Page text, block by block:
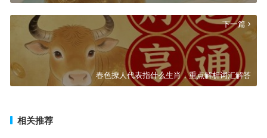
下一篇
春色撩人代表指什么生肖，重点解析词汇解答
相关推荐